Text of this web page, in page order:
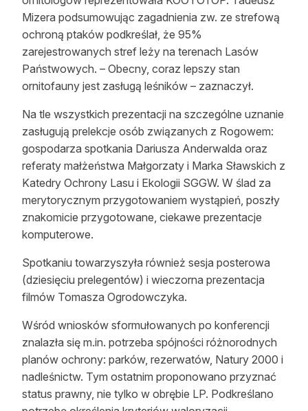
Mizera podsumowując zagadnienia zw. ze strefową
ochroną ptaków podkreślał, że 95%
zarejestrowanych stref leży na terenach Lasów
Państwowych. – Obecny, coraz lepszy stan
ornitofauny jest zasługą leśników – zaznaczył.
Na tle wszystkich prezentacji na szczególne uznanie
zasługują prelekcje osób związanych z Rogowem:
gospodarza spotkania Dariusza Anderwalda oraz
referaty małżeństwa Małgorzaty i Marka Sławskich z
Katedry Ochrony Lasu i Ekologii SGGW. W ślad za
merytorycznym przygotowaniem wystąpień, poszły
znakomicie przygotowane, ciekawe prezentacje
komputerowe.
Spotkaniu towarzyszyła również sesja posterowa
(dziesięciu prelegentów) i wieczorna prezentacja
filmów Tomasza Ogrodowczyka.
Wśród wniosków sformułowanych po konferencji
znalazła się m.in. potrzeba spójności różnorodnych
planów ochrony: parków, rezerwatów, Natury 2000 i
nadleśnictw. Tym ostatnim proponowano przyznać
status prawny, nie tylko w obrębie LP. Podkreślano